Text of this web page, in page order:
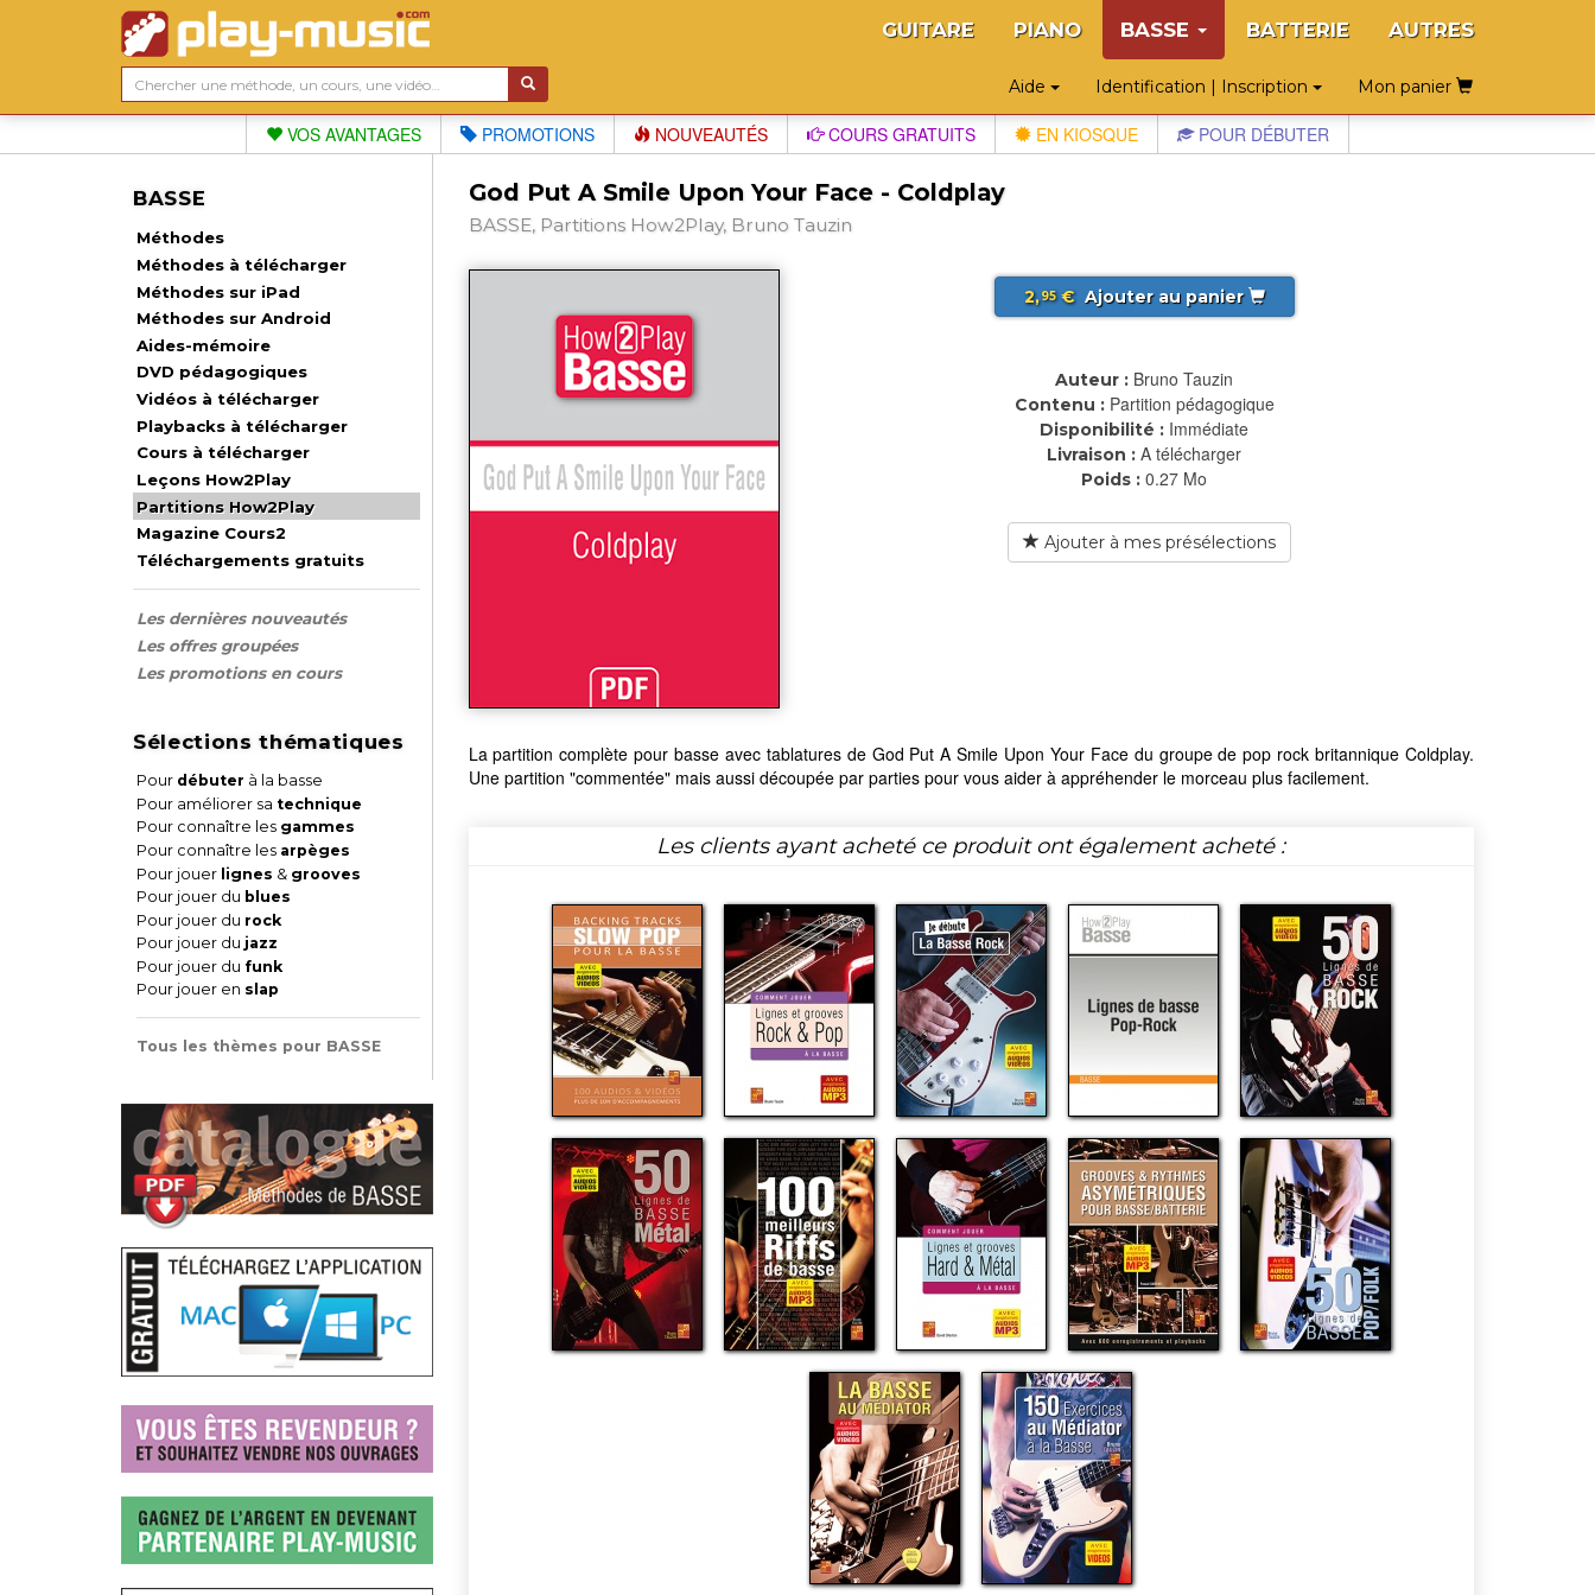
GUITARE PIANO BASSE BATTERIE AUTRES
Aide Identification | Inscription Mon panier
VOS AVANTAGES PROMOTIONS NOUVEAUTÉS COURS GRATUITS EN KIOSQUE POUR DÉBUTER
BASSE
Méthodes
Méthodes à télécharger
Méthodes sur iPad
Méthodes sur Android
Aides-mémoire
DVD pédagogiques
Vidéos à télécharger
Playbacks à télécharger
Cours à télécharger
Leçons How2Play
Partitions How2Play
Magazine Cours2
Téléchargements gratuits
Les dernières nouveautés
Les offres groupées
Les promotions en cours
Sélections thématiques
Pour débuter à la basse
Pour améliorer sa technique
Pour connaître les gammes
Pour connaître les arpèges
Pour jouer lignes & grooves
Pour jouer du blues
Pour jouer du rock
Pour jouer du jazz
Pour jouer du funk
Pour jouer en slap
Tous les thèmes pour BASSE
God Put A Smile Upon Your Face - Coldplay
BASSE, Partitions How2Play, Bruno Tauzin
2,95€ Ajouter au panier
Auteur : Bruno Tauzin
Contenu : Partition pédagogique
Disponibilité : Immédiate
Livraison : A télécharger
Poids : 0.27 Mo
Ajouter à mes présélections
La partition complète pour basse avec tablatures de God Put A Smile Upon Your Face du groupe de pop rock britannique Coldplay.
Une partition "commentée" mais aussi découpée par parties pour vous aider à appréhender le morceau plus facilement.
Les clients ayant acheté ce produit ont également acheté :